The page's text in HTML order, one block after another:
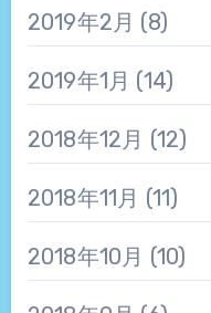
2019年2月 (8)
2019年1月 (14)
2018年12月 (12)
2018年11月 (11)
2018年10月 (10)